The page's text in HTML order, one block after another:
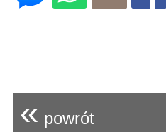
« powrót